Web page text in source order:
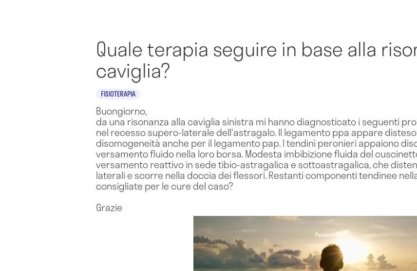
Quale terapia seguire in base alla
caviglia?
FISIOTERAPIA
Buongiorno,
da una risonanza alla caviglia sinistra mi hanno diagnosticato i seguenti
nel recesso supero-laterale dell'astragalo. Il legamento ppa appare
disomogeneità anche per il legamento pap. I tendini peronieri appaiono
versamento fluido nella loro borsa. Modesta imbibizione fluida del
versamento reattivo in sede tibio-astragalica e sottoastragalica, che
laterali e scorre nella doccia dei flessori. Restanti componenti tendinee
consigliate per le cure del caso?
Grazie